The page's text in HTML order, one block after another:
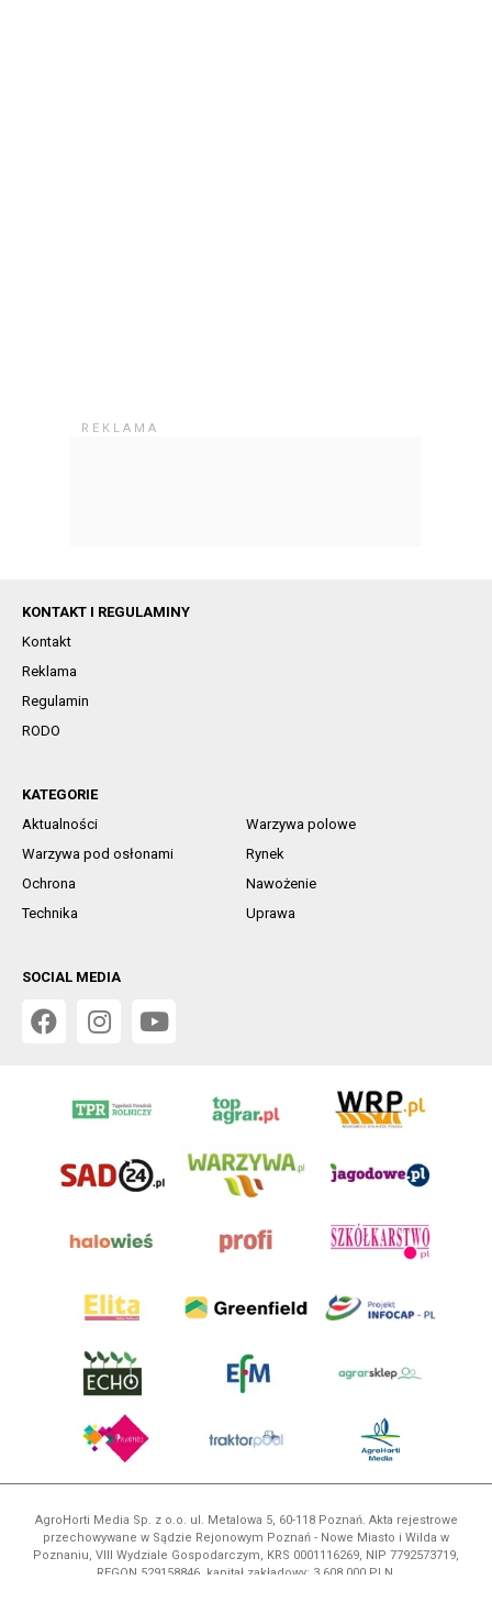
KONTAKT I REGULAMINY
Kontakt
Reklama
Regulamin
RODO
KATEGORIE
Aktualności
Warzywa polowe
Warzywa pod osłonami
Rynek
Ochrona
Nawożenie
Technika
Uprawa
SOCIAL MEDIA
AgroHorti Media Sp. z o.o. ul. Metalowa 5, 60-118 Poznań. Akta rejestrowe
przechowywane w Sądzie Rejonowym Poznań - Nowe Miasto i Wilda w
Poznaniu, VIII Wydziale Gospodarczym, KRS 0001116269, NIP 7792573719,
REGON 529158846, kapitał zakładowy: 3.608.000 PLN.